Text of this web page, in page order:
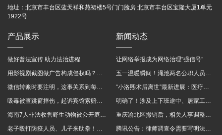
地址： 北京市丰台区蓝天祥和苑裙楼5号门门脸房 北京市丰台区宝隆大厦1单元
1922号
产品展示
做好普法宣传 助力法治进程
用影视剧截图做广告构成侵权吗？法院这样判
微信转账时要注明，这事关系到每个人……
吸毒被查跳窗摔伤，起诉宾馆索赔，法院这样判！
海南7人非法收售野生动物被公开庭审 涉案金额2100多万
老子殴打防疫人员、儿子来助拳！均被判刑
新闻动态
让网络举报成为网络治理“强信号”
五一温暖瞬间！渑池两名公职人员，路遇车祸挺身而出
“小洛熙术后离世”最新进展：医疗事故鉴定已启动
明确了！涉及上下班途中、居家工作等，这些情形可认定工伤→
重庆渝北区撤销后，相关人事调整再披露
腾讯公告：律师调查令需要写明法官手机号，2025年12月31日后施行